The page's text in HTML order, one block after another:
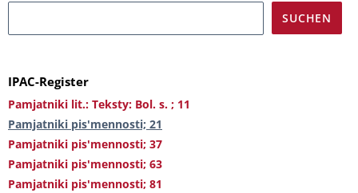
IPAC-Register
Pamjatniki lit.: Teksty: Bol. s. ; 11
Pamjatniki pis'mennosti; 21
Pamjatniki pis'mennosti; 37
Pamjatniki pis'mennosti; 63
Pamjatniki pis'mennosti; 81